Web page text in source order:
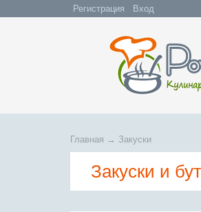
Регистрация Вход
Главная → Закуски
Закуски и